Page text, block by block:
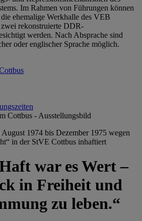
Im Rahmen von Führungen können
ehemalige Werkhalle des VEB
rekonstruierte DDR-
werden. Nach Absprache sind
oder englischer Sprache möglich.
1974 bis Dezember 1975 wegen
in der StVE Cottbus inhaftiert
war es Wert –
in Freiheit und
zu leben.“